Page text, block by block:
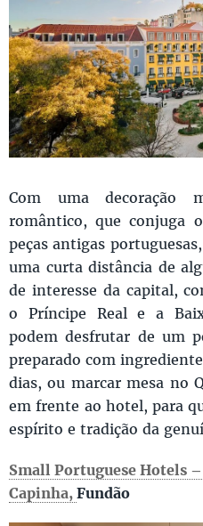
Com uma decoração
romântico, que conjuga
peças antigas
uma curta distância de
de interesse da capital,
o Príncipe Real e a
podem desfrutar de um
preparado com
dias, ou marcar mesa no
em frente ao hotel, para
espírito e tradição da
Small Portuguese Hotels
Capinha,Fundão